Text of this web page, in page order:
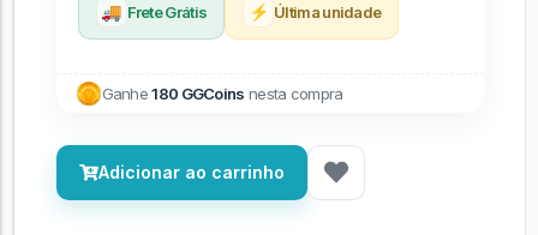
🚚 Frete Grátis ⚡ Última unidade
Ganhe180 GGCoins nesta compra
Adicionar ao carrinho